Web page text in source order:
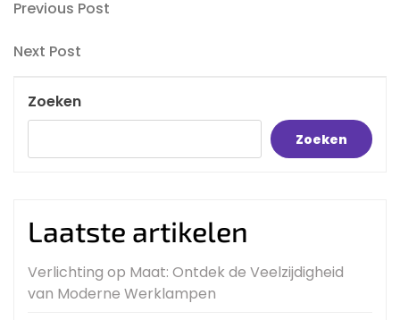
Bericht
navigatie
Previous
Previous Post
Next
Next Post
Zoeken
Zoeken
Laatste artikelen
Verlichting op Maat: Ontdek de Veelzijdigheid
van Moderne Werklampen